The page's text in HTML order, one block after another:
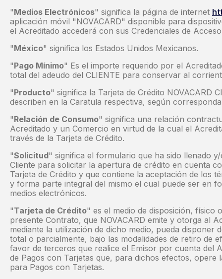
"Medios Electrónicos" significa la página de internet
aplicación móvil "NOVACARD" disponible para
el Acreditado accederá con sus Credenciales de
"México" significa los Estados Unidos Mexicanos.
"Pago Mínimo" Es el importe requerido por el
total del adeudo del CLIENTE para conservar al
"Producto" significa la Tarjeta de Crédito NOVACARD
describen en la Caratula respectiva, según
"Relación de Consumo" significa una relación
Acreditado y un Comercio en virtud de la cual el
través de la Tarjeta de Crédito.
"Solicitud" significa el formulario que ha sido llenado
Cliente para solicitar la apertura de crédito en cuenta
Tarjeta de Crédito y que contiene la aceptación de los
y forma parte integral del mismo el cual puede ser en
medios electrónicos.
"Tarjeta de Crédito" es el medio de disposición, físico
presente Contrato, que NOVACARD emite y otorga al
mediante la utilización de dicho medio, pueda disponer
total o parcialmente, bajo las modalidades de retiro de
favor de terceros que realice el Emisor por cuenta del
de Pagos con Tarjetas que, para dichos efectos, opere
para Pagos con Tarjetas.